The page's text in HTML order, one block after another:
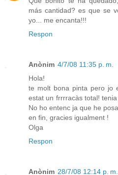
más cantidad? es que se
yo... me encanta!!!
Respon
Anònim 4/7/08 11:35 p. m.
Hola!
te molt bona pinta pero jo
estat un frrrracàs total!
No ho entenc ja que he
en fin, gracies igualment !
Olga
Respon
Anònim 28/7/08 12:14 p. m.